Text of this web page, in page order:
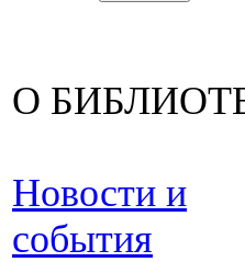
О
Новости и
события